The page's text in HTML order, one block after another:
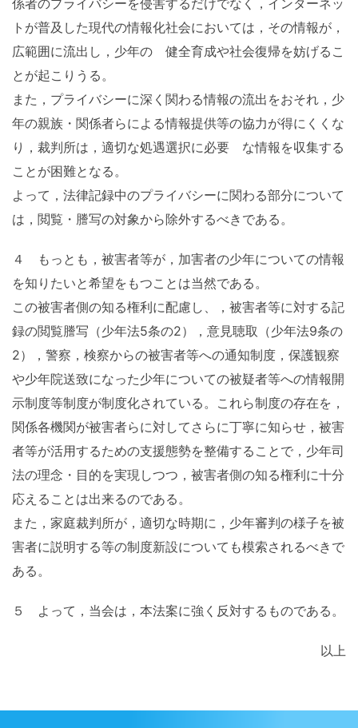
係者のプライバシーを侵害するだけでなく，インターネッ
トが普及した現代の情報化社会においては，その情報が，
広範囲に流出し，少年の 健全育成や社会復帰を妨げるこ
とが起こりうる。
また，プライバシーに深く関わる情報の流出をおそれ，少
年の親族・関係者らによる情報提供等の協力が得にくくな
り，裁判所は，適切な処遇選択に必要 な情報を収集する
ことが困難となる。
よって，法律記録中のプライバシーに関わる部分について
は，閲覧・謄写の対象から除外するべきである。
４ もっとも，被害者等が，加害者の少年についての情報
を知りたいと希望をもつことは当然である。
この被害者側の知る権利に配慮し、，被害者等に対する記
録の閲覧謄写（少年法5条の2），意見聴取（少年法9条の
2），警察，検察からの被害者等への通知制度，保護観察
や少年院送致になった少年についての被疑者等への情報開
示制度等制度が制度化されている。これら制度の存在を，
関係各機関が被害者らに対してさらに丁寧に知らせ，被害
者等が活用するための支援態勢を整備することで，少年司
法の理念・目的を実現しつつ，被害者側の知る権利に十分
応えることは出来るのである。
また，家庭裁判所が，適切な時期に，少年審判の様子を被
害者に説明する等の制度新設についても模索されるべきで
ある。
５ よって，当会は，本法案に強く反対するものである。
以上